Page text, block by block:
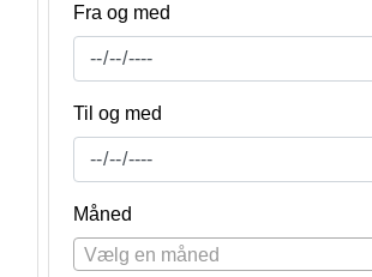
Fra og med
Til og med
Måned
Vælg en måned